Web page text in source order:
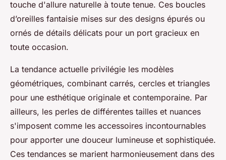
touche d'allure naturelle à toute tenue. Ces boucles
d’oreilles fantaisie mises sur des designs épurés ou
ornés de détails délicats pour un port gracieux en
toute occasion.
La tendance actuelle privilégie les modèles
géométriques, combinant carrés, cercles et triangles
pour une esthétique originale et contemporaine. Par
ailleurs, les perles de différentes tailles et nuances
s'imposent comme les accessoires incontournables
pour apporter une douceur lumineuse et sophistiquée.
Ces tendances se marient harmonieusement dans des